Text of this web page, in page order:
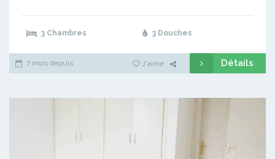
3 Chambres 3 Douches
7 mois depuis J'aime Détails